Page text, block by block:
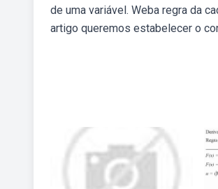
de uma variável. Weba regra da
artigo queremos estabelecer o